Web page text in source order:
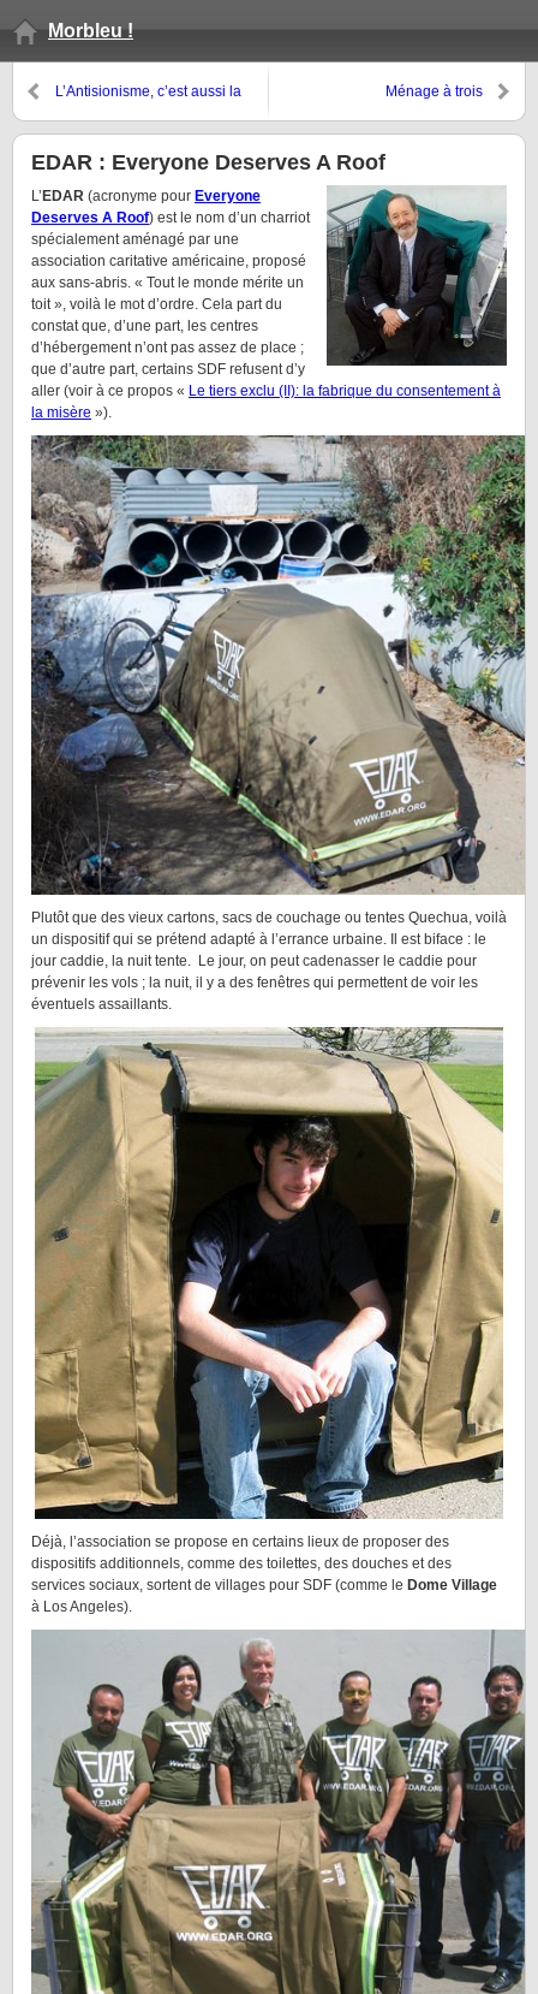
Morbleu !
L’Antisionisme, c’est aussi la
Ménage à trois
EDAR : Everyone Deserves A Roof
L’ EDAR (acronyme pour Everyone
Deserves A Roof) est le nom d’un charriot
spécialement aménagé par une
association caritative américaine, proposé
aux sans-abris. « Tout le monde mérite un
toit », voilà le mot d’ordre. Cela part du
constat que, d’une part, les centres
d’hébergement n’ont pas assez de place ;
que d’autre part, certains SDF refusent d’y
aller (voir à ce propos « Le tiers exclu (II): la fabrique du consentement à
la misère »).
Plutôt que des vieux cartons, sacs de couchage ou tentes Quechua, voilà
un dispositif qui se prétend adapté à l’errance urbaine. Il est biface : le
jour caddie, la nuit tente. Le jour, on peut cadenasser le caddie pour
prévenir les vols ; la nuit, il y a des fenêtres qui permettent de voir les
éventuels assaillants.
Déjà, l’association se propose en certains lieux de proposer des
dispositifs additionnels, comme des toilettes, des douches et des
services sociaux, sortent de villages pour SDF (comme le Dome Village
à Los Angeles).